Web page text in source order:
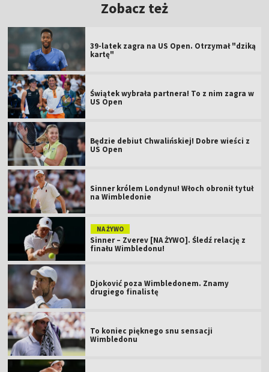
Zobacz też
39-latek zagra na US Open. Otrzymał "dziką
kartę"
Świątek wybrała partnera! To z nim zagra w
US Open
Będzie debiut Chwalińskiej! Dobre wieści z
US Open
Sinner królem Londynu! Włoch obronił tytuł
na Wimbledonie
NA ŻYWO
Sinner – Zverev [NA ŻYWO]. Śledź relację z
finału Wimbledonu!
Djoković poza Wimbledonem. Znamy
drugiego finalistę
To koniec pięknego snu sensacji
Wimbledonu